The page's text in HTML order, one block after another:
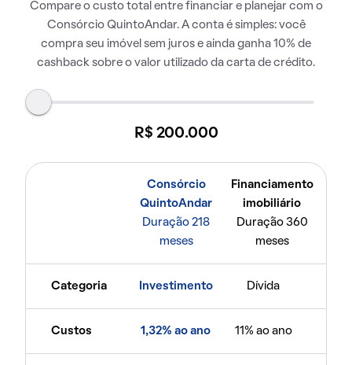
Compare o custo total entre financiar e planejar com o
Consórcio QuintoAndar. A conta é simples: você
compra seu imóvel sem juros e ainda ganha 10% de
cashback sobre o valor utilizado da carta de crédito.
R$ 200.000
Consórcio
QuintoAndar
Duração 218
meses
Financiamento
imobiliário
Duração 360
meses
Categoria Investimento Dívida
Custos 1,32% ao ano 11% ao ano